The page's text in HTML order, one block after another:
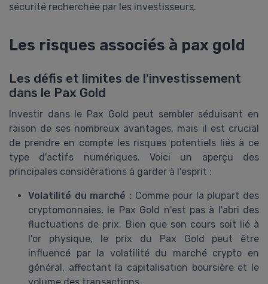
sécurité recherchée par les investisseurs.
Les risques associés à pax gold
Les défis et limites de l'investissement
dans le Pax Gold
Investir dans le Pax Gold peut sembler séduisant en
raison de ses nombreux avantages, mais il est crucial
de prendre en compte les risques potentiels liés à ce
type d'actifs numériques. Voici un aperçu des
principales considérations à garder à l'esprit :
Volatilité du marché : Comme pour la plupart des
cryptomonnaies, le Pax Gold n'est pas à l'abri des
fluctuations de prix. Bien que son cours soit lié à
l'or physique, le prix du Pax Gold peut être
influencé par la volatilité du marché crypto en
général, affectant la capitalisation boursière et le